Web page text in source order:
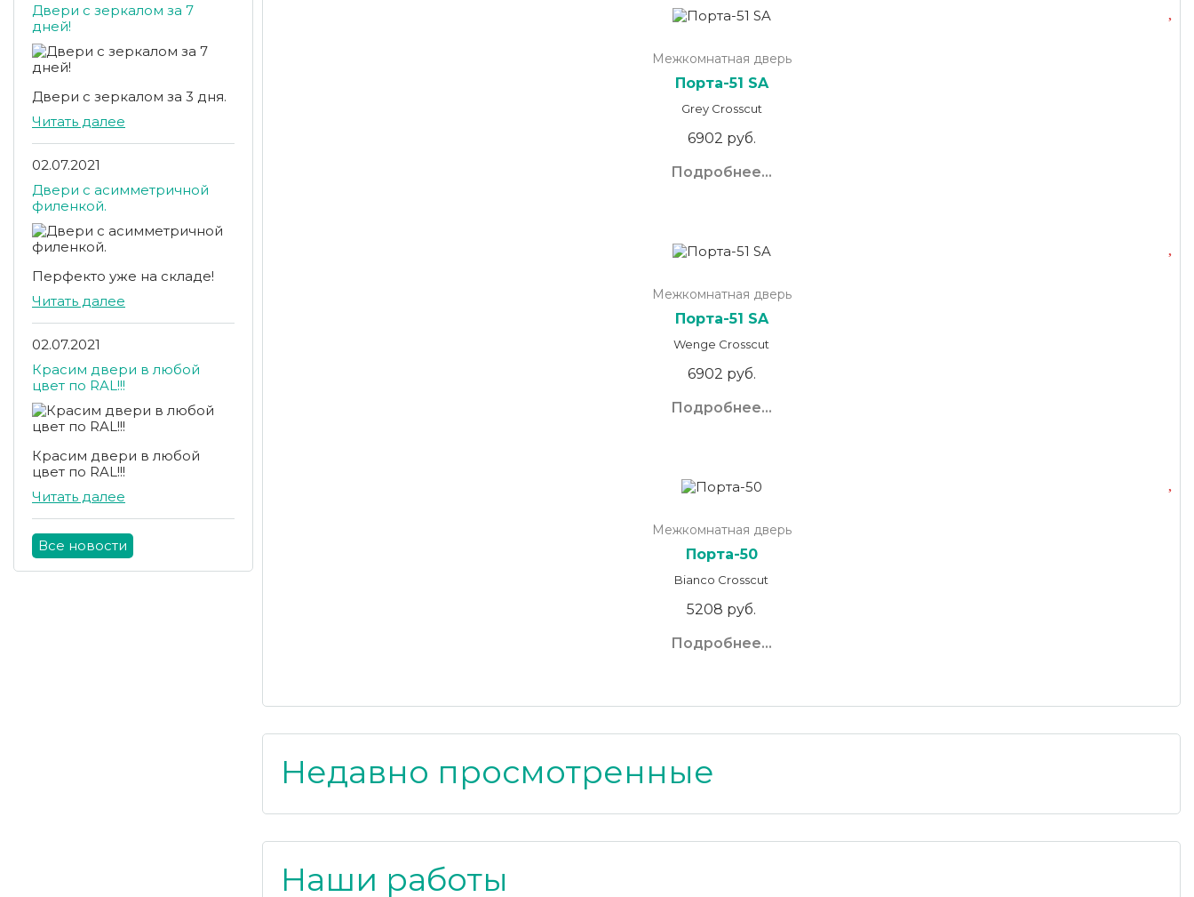
Двери с зеркалом за 7
дней!
Двери с зеркалом за 3 дня.
Читать далее
02.07.2021
Двери с асимметричной
филенкой.
Перфекто уже на складе!
Читать далее
02.07.2021
Красим двери в любой
цвет по RAL!!!
Красим двери в любой
цвет по RAL!!!
Читать далее
Все новости
Межкомнатная дверь
Порта-51 SA
Grey Crosscut
6902 руб.
Подробнее...
Межкомнатная дверь
Порта-51 SA
Wenge Crosscut
6902 руб.
Подробнее...
Межкомнатная дверь
Порта-50
Bianco Crosscut
5208 руб.
Подробнее...
Недавно просмотренные
Наши работы